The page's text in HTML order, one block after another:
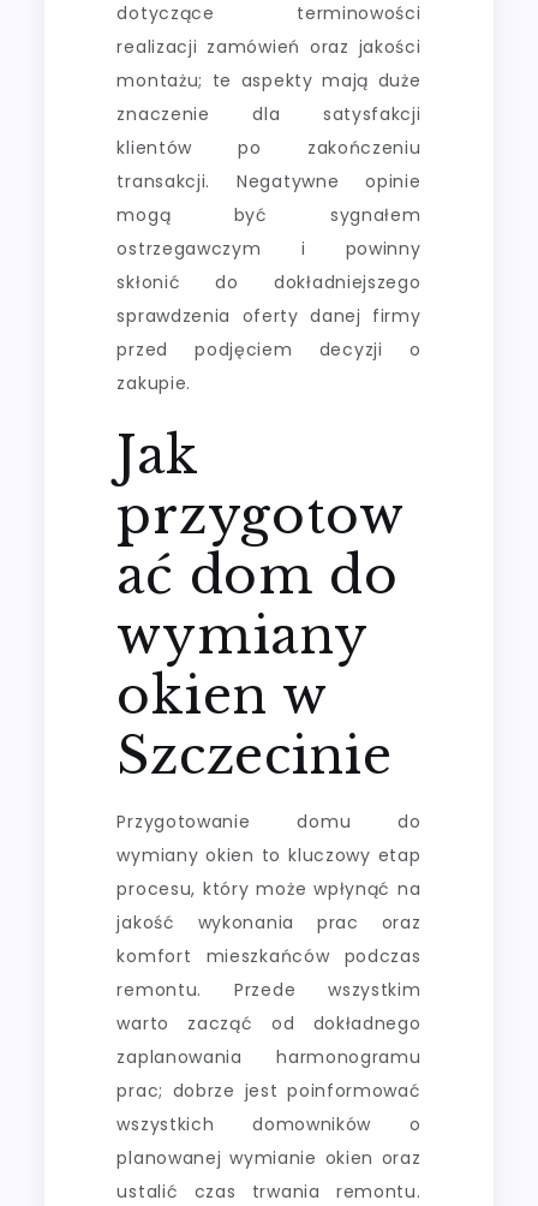
dotyczące terminowości
realizacji zamówień oraz jakości
montażu; te aspekty mają duże
znaczenie dla satysfakcji
klientów po zakończeniu
transakcji. Negatywne opinie
mogą być sygnałem
ostrzegawczym i powinny
skłonić do dokładniejszego
sprawdzenia oferty danej firmy
przed podjęciem decyzji o
zakupie.
Jak
przygotow
ać dom do
wymiany
okien w
Szczecinie
Przygotowanie domu do
wymiany okien to kluczowy etap
procesu, który może wpłynąć na
jakość wykonania prac oraz
komfort mieszkańców podczas
remontu. Przede wszystkim
warto zacząć od dokładnego
zaplanowania harmonogramu
prac; dobrze jest poinformować
wszystkich domowników o
planowanej wymianie okien oraz
ustalić czas trwania remontu.